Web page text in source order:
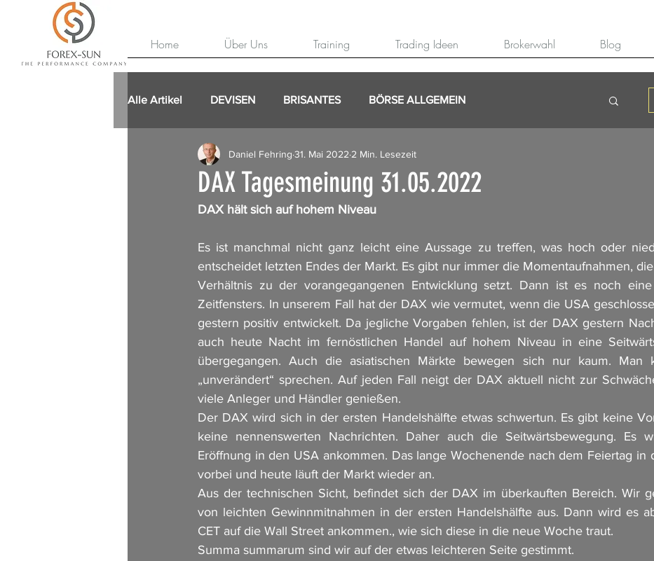
Home Über Uns Training Trading Ideen Brokerwahl Blog
Alle Artikel DEVISEN BRISANTES BÖRSE ALLGEMEIN
DAX Tagesmeinung 31.05.2022
Daniel Fehring 31. Mai 2022 2 Min. Lesezeit
DAX hält sich auf hohem Niveau
Es ist manchmal nicht ganz leicht eine Aussage zu treffen, was hoch oder
entscheidet letzten Endes der Markt. Es gibt nur immer die Momentaufnahmen,
Verhältnis zu der vorangegangenen Entwicklung setzt. Dann ist es noch
Zeitfensters. In unserem Fall hat der DAX wie vermutet, wenn die USA
gestern positiv entwickelt. Da jegliche Vorgaben fehlen, ist der DAX gestern
auch heute Nacht im fernöstlichen Handel auf hohem Niveau in eine
übergegangen. Auch die asiatischen Märkte bewegen sich nur kaum. Man
„unverändert“ sprechen. Auf jeden Fall neigt der DAX aktuell nicht zur
viele Anleger und Händler genießen.
Der DAX wird sich in der ersten Handelshälfte etwas schwertun. Es gibt keine
keine nennenswerten Nachrichten. Daher auch die Seitwärtsbewegung. Es
Eröffnung in den USA ankommen. Das lange Wochenende nach dem Feiertag in
vorbei und heute läuft der Markt wieder an.
Aus der technischen Sicht, befindet sich der DAX im überkauften Bereich. Wir
von leichten Gewinnmitnahmen in der ersten Handelshälfte aus. Dann wird es
CET auf die Wall Street ankommen., wie sich diese in die neue Woche traut.
Summa summarum sind wir auf der etwas leichteren Seite gestimmt.